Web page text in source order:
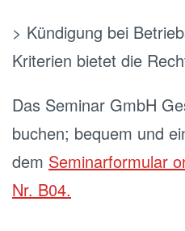
> Kündigung bei
Kriterien bietet die
Das Seminar GmbH
buchen; bequem und
dem Seminarformular
Nr. B04.